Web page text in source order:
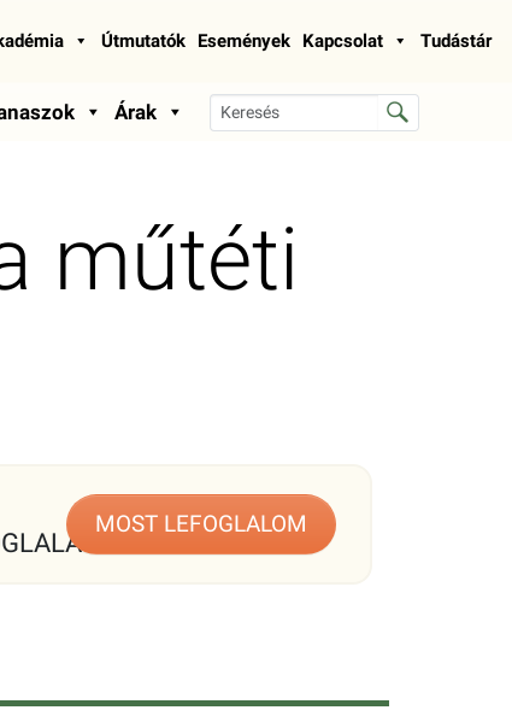
Útmutatók Események Kapcsolat Tudástár
Árak
műtéti
MOST LEFOGLALOM